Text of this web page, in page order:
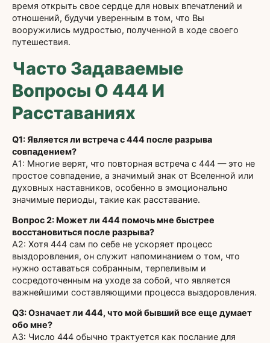
время открыть свое сердце для новых впечатлений и
отношений, будучи уверенным в том, что Вы
вооружились мудростью, полученной в ходе своего
путешествия.
Часто Задаваемые
Вопросы О 444 И
Расставаниях
Q1: Является ли встреча с 444 после разрыва
совпадением?
A1: Многие верят, что повторная встреча с 444 — это не
простое совпадение, а значимый знак от Вселенной или
духовных наставников, особенно в эмоционально
значимые периоды, такие как расставание.
Вопрос 2: Может ли 444 помочь мне быстрее
восстановиться после разрыва?
A2: Хотя 444 сам по себе не ускоряет процесс
выздоровления, он служит напоминанием о том, что
нужно оставаться собранным, терпеливым и
сосредоточенным на уходе за собой, что является
важнейшими составляющими процесса выздоровления.
Q3: Означает ли 444, что мой бывший все еще думает
обо мне?
A3: Число 444 обычно трактуется как послание для